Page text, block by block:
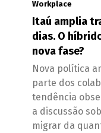
Workplace
Itaú amplia
dias. O
nova fase?
Nova política
parte dos
tendência
a discussão
migrar da